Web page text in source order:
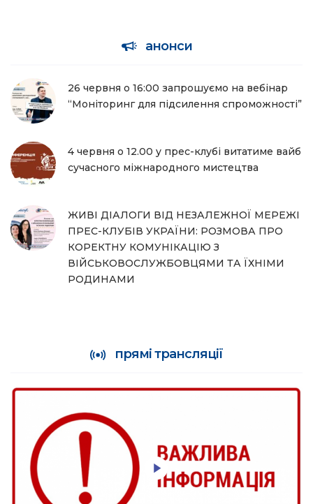
анонси
26 червня о 16:00 запрошуємо на вебінар
“Моніторинг для підсилення спроможності”
4 червня о 12.00 у прес-клубі витатиме вайб
сучасного міжнародного мистецтва
ЖИВІ ДІАЛОГИ ВІД НЕЗАЛЕЖНОЇ МЕРЕЖІ
ПРЕС-КЛУБІВ УКРАЇНИ: РОЗМОВА ПРО
КОРЕКТНУ КОМУНІКАЦІЮ З
ВІЙСЬКОВОСЛУЖБОВЦЯМИ ТА ЇХНІМИ
РОДИНАМИ
прямі трансляції